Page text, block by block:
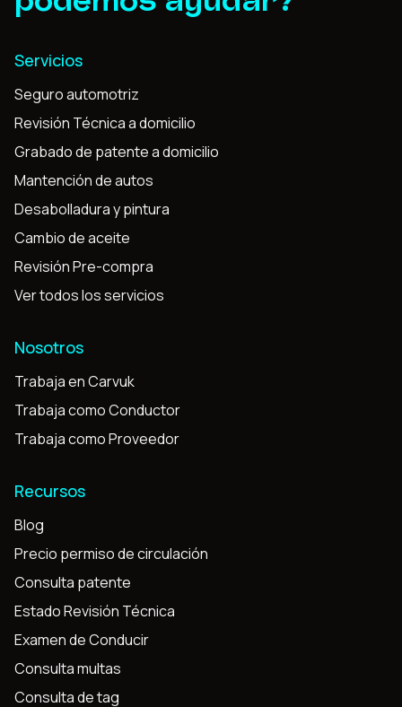
Servicios
Seguro automotriz
Revisión Técnica a domicilio
Grabado de patente a domicilio
Mantención de autos
Desabolladura y pintura
Cambio de aceite
Revisión Pre-compra
Ver todos los servicios
Nosotros
Trabaja en Carvuk
Trabaja como Conductor
Trabaja como Proveedor
Recursos
Blog
Precio permiso de circulación
Consulta patente
Estado Revisión Técnica
Examen de Conducir
Consulta multas
Consulta de tag